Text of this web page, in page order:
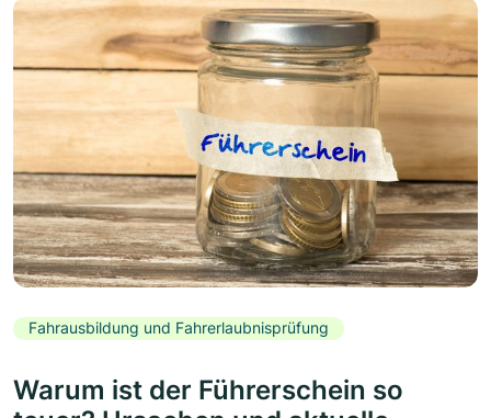
Fahrausbildung und Fahrerlaubnisprüfung
Warum ist der Führerschein so